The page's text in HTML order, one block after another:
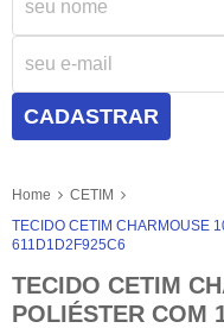
CADASTRAR
Home
CETIM
TECIDO CETIM CHARMOUSE
611D1D2F925C6
TECIDO CETIM
POLIÉSTER COM